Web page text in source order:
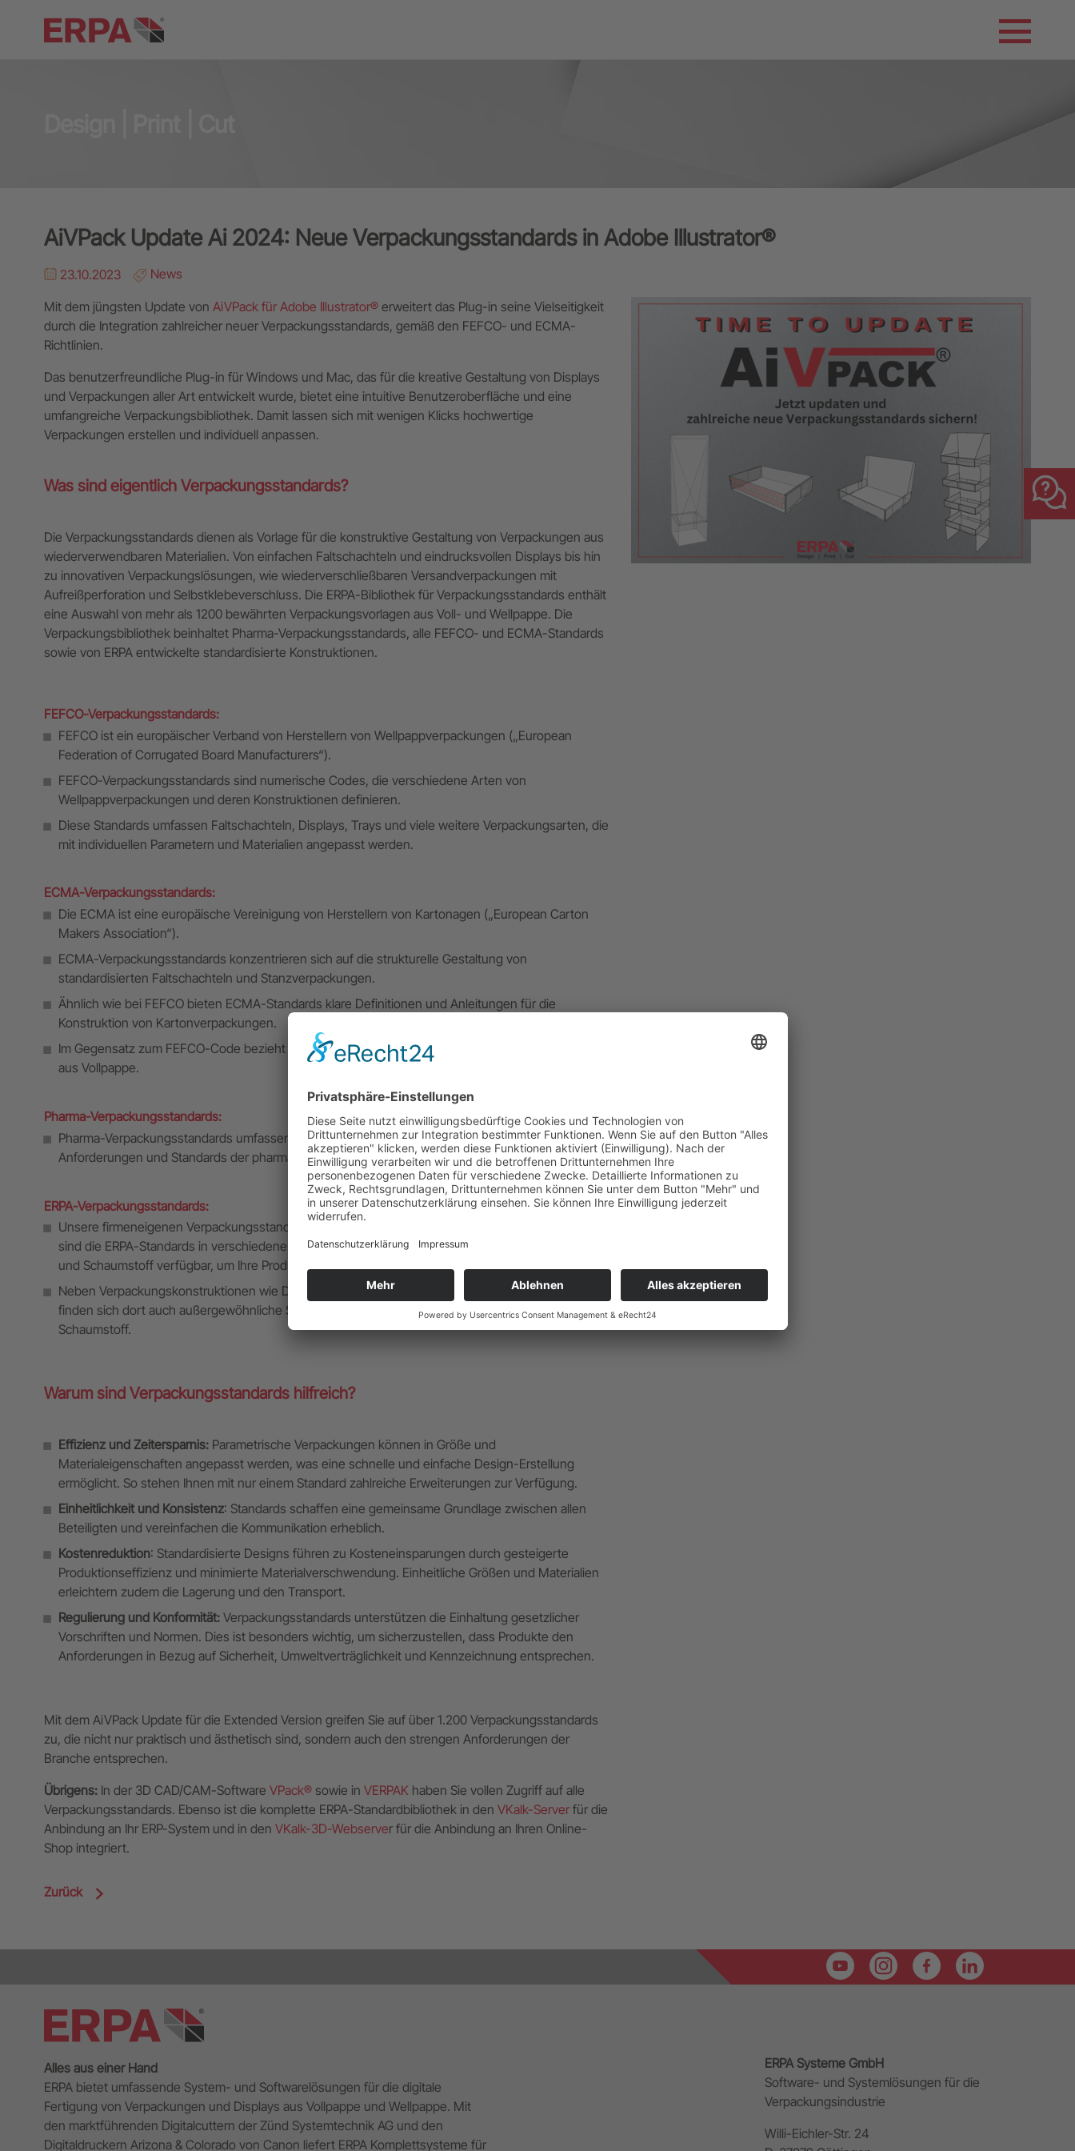
AiVPack Update Ai 2024: Neue Verpackungsstandards in Adobe Illustrator®
23.10.2023
News
Mit dem jüngsten Update von AiVPack für Adobe Illustrator® erweitert das Plug-in seine Vielseitigkeit
durch die Integration zahlreicher neuer Verpackungsstandards, gemäß den FEFCO- und ECMA-
Richtlinien.
Das benutzerfreundliche Plug-in für Windows und Mac, das für die kreative Gestaltung von Displays
und Verpackungen aller Art entwickelt wurde, bietet eine intuitive Benutzeroberfläche und eine
umfangreiche Verpackungsbibliothek. Damit lassen sich mit wenigen Klicks hochwertige
Verpackungen erstellen und individuell anpassen.
Was sind eigentlich Verpackungsstandards?
Die Verpackungsstandards dienen als Vorlage für die konstruktive Gestaltung von Verpackungen aus
wiederverwendbaren Materialien. Von einfachen Faltschachteln und eindrucksvollen Displays bis hin
zu innovativen Verpackungslösungen, wie wiederverschließbaren Versandverpackungen mit
Aufreißperforation und Selbstklebeverschluss. Die ERPA-Bibliothek für Verpackungsstandards enthält
eine Auswahl von mehr als 1200 bewährten Verpackungsvorlagen aus Voll- und Wellpappe. Die
Verpackungsbibliothek beinhaltet Pharma-Verpackungsstandards, alle FEFCO- und ECMA-Standards
sowie von ERPA entwickelte standardisierte Konstruktionen.
FEFCO-Verpackungsstandards:
FEFCO ist ein europäischer Verband von Herstellern von Wellpappverpackungen („European
Federation of Corrugated Board Manufacturers“).
FEFCO-Verpackungsstandards sind numerische Codes, die verschiedene Arten von
Wellpappverpackungen und deren Konstruktionen definieren.
Diese Standards umfassen Faltschachteln, Displays, Trays und viele weitere Verpackungsarten, die
mit individuellen Parametern und Materialien angepasst werden.
ECMA-Verpackungsstandards:
Die ECMA ist eine europäische Vereinigung von Herstellern von Kartonagen („European Carton
Makers Association“).
ECMA-Verpackungsstandards konzentrieren sich auf die strukturelle Gestaltung von
standardisierten Faltschachteln und Stanzverpackungen.
Ähnlich wie bei FEFCO bieten ECMA-Standards klare Definitionen und Anleitungen für die
Konstruktion von Kartonverpackungen.
Im Gegensatz zum FEFCO-Code bezieht sich der ECMA-Code ausschließlich auf Verpackungen
aus Vollpappe.
Pharma-Verpackungsstandards:
Pharma-Verpackungsstandards umfassen Sekundärverpackungen aus Vollpappe, die den
Anforderungen und Standards der pharmazeutischen Industrie entsprechen.
ERPA-Verpackungsstandards:
Unsere firmeneigenen Verpackungsstandards spiegeln die Vielfalt Ihrer Produkte wider. Deshalb
sind die ERPA-Standards in verschiedenen Materialien wie Wellpappe, Vollpappe, Wabenmaterial
und Schaumstoff verfügbar, um Ihre Produkte optimal zu schützen und zu präsentieren.
Neben Verpackungskonstruktionen wie Displays, Faltschachteln und Funktionsverpackungen
finden sich dort auch außergewöhnliche Standards wie Möbel und Verpackungspolster aus
Schaumstoff.
Warum sind Verpackungsstandards hilfreich?
Effizienz und Zeitersparnis:Parametrische Verpackungen können in Größe und
Materialeigenschaften angepasst werden, was eine schnelle und einfache Design-Erstellung
ermöglicht. So stehen Ihnen mit nur einem Standard zahlreiche Erweiterungen zur Verfügung.
Einheitlichkeit und Konsistenz: Standards schaffen eine gemeinsame Grundlage zwischen allen
Beteiligten und vereinfachen die Kommunikation erheblich.
Kostenreduktion: Standardisierte Designs führen zu Kosteneinsparungen durch gesteigerte
Produktionseffizienz und minimierte Materialverschwendung. Einheitliche Größen und Materialien
erleichtern zudem die Lagerung und den Transport.
Regulierung und Konformität:Verpackungsstandards unterstützen die Einhaltung gesetzlicher
Vorschriften und Normen. Dies ist besonders wichtig, um sicherzustellen, dass Produkte den
Anforderungen in Bezug auf Sicherheit, Umweltverträglichkeit und Kennzeichnung entsprechen.
Mit dem AiVPack Update für die Extended Version greifen Sie auf über 1.200 Verpackungsstandards
zu, die nicht nur praktisch und ästhetisch sind, sondern auch den strengen Anforderungen der
Branche entsprechen.
Übrigens: In der 3D CAD/CAM-Software VPack® sowie in VERPAK haben Sie vollen Zugriff auf alle
Verpackungsstandards. Ebenso ist die komplette ERPA-Standardbibliothek in den VKalk-Server für die
Anbindung an Ihr ERP-System und in den VKalk-3D-Webserver für die Anbindung an Ihren Online-
Shop integriert.
Zurück
Alles aus einer Hand
ERPA bietet umfassende System- und Softwarelösungen für die digitale
Fertigung von Verpackungen und Displays aus Vollpappe und Wellpappe. Mit
den marktführenden Digitalcuttern der Zünd Systemtechnik AG und den
Digitaldruckern Arizona & Colorado von Canon liefert ERPA Komplettsysteme für
ERPA Systeme GmbH
Software- und Systemlösungen für die
Verpackungsindustrie
Willi-Eichler-Str. 24